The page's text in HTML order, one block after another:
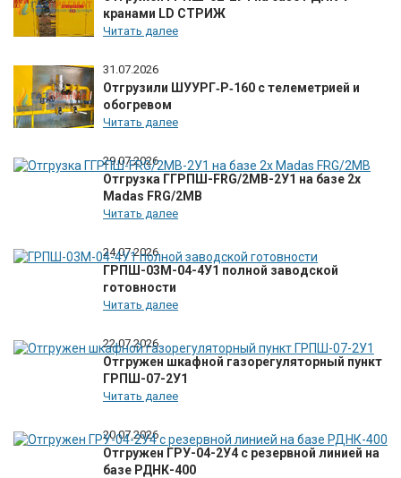
кранами LD СТРИЖ
Читать далее
31.07.2026
Отгрузили ШУУРГ‑Р‑160 с телеметрией и
обогревом
Читать далее
29.07.2026
Отгрузка ГГРПШ-FRG/2MB-2У1 на базе 2х
Madas FRG/2MB
Читать далее
24.07.2026
ГРПШ-03М-04-4У1 полной заводской
готовности
Читать далее
22.07.2026
Отгружен шкафной газорегуляторный пункт
ГРПШ-07-2У1
Читать далее
20.07.2026
Отгружен ГРУ-04-2У4 с резервной линией на
базе РДНК-400